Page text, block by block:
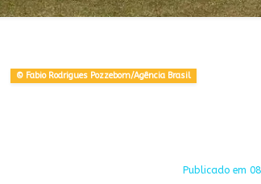
© Fabio Rodrigues Pozzebom/Agência Brasil
Publicado em